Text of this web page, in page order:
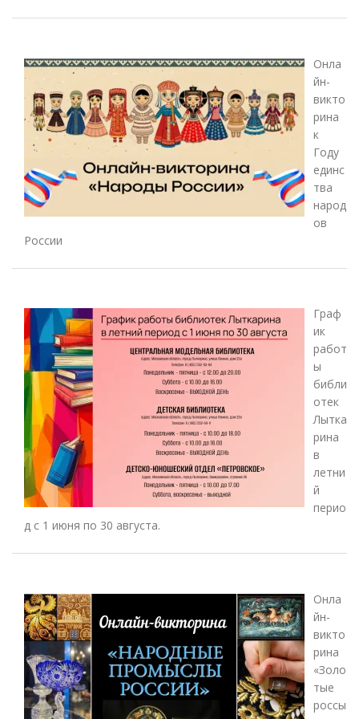
Онла
йн-
викто
рина
к
Году
единс
тва
народ
ов
России
Граф
ик
работ
ы
библи
отек
Лытка
рина
в
летни
й
перио
д с 1 июня по 30 августа.
Онла
йн-
викто
рина
«Золо
тые
россы